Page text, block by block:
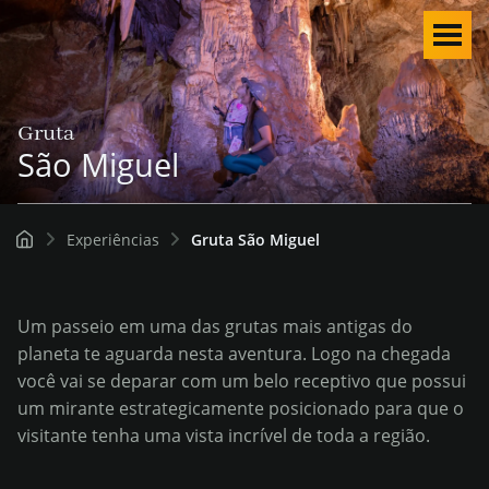
Português
Gruta
São Miguel
Experiências Gruta São Miguel
Um passeio em uma das grutas mais antigas do
planeta te aguarda nesta aventura. Logo na chegada
você vai se deparar com um belo receptivo que possui
um mirante estrategicamente posicionado para que o
visitante tenha uma vista incrível de toda a região.